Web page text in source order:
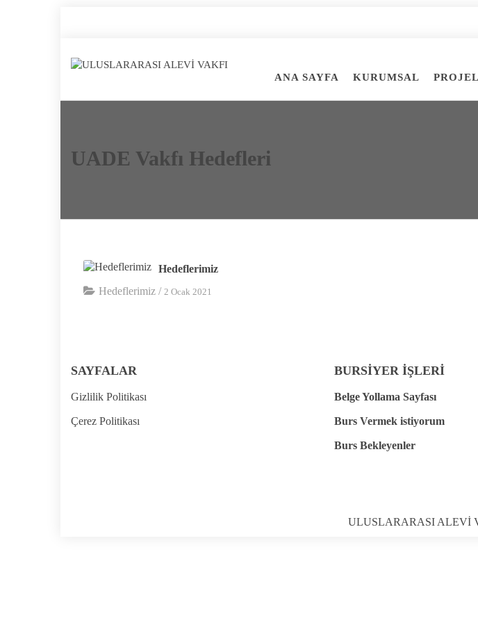
ANA SAYFA KURUMSAL
UADE Vakfı Hedefleri
Hedeflerimiz
Hedeflerimiz/ 2 Ocak 2021
SAYFALAR
Gizlilik Politikası
Çerez Politikası
BURSİYER İŞLERİ
Belge Yollama Sayfası
Burs Vermek istiyorum
Burs Bekleyenler
ULUSLARARASI ALEVİ